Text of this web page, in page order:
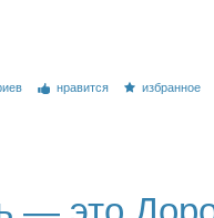
нравится избранное